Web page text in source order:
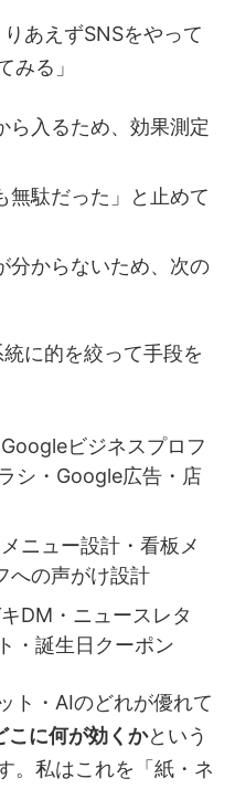
あえずSNSをやって
みる」
ら入るため、効果測定
無駄だった」と止めて
分からないため、次の
に的を絞って手段を
ビジネスプロフ
シ・Google広告・店
ニュー設計・看板メ
への声がけ設計
DM・ニュースレタ
・誕生日クーポン
ト・AIのどれが優れて
こに何が効くかという
。私はこれを「紙・ネ